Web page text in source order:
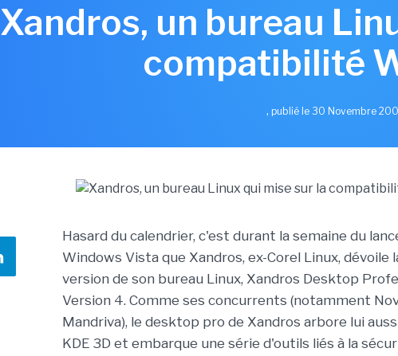
Xandros, un bureau
compatibilité
, publié le 30 Novembre
Hasard du calendrier, c'est durant la semaine du
Windows Vista que Xandros, ex-Corel Linux, dévoile
version de son bureau Linux, Xandros Desktop
Version 4. Comme ses concurrents (notamment
Mandriva), le desktop pro de Xandros arbore lui
KDE 3D et embarque une série d'outils liés à la